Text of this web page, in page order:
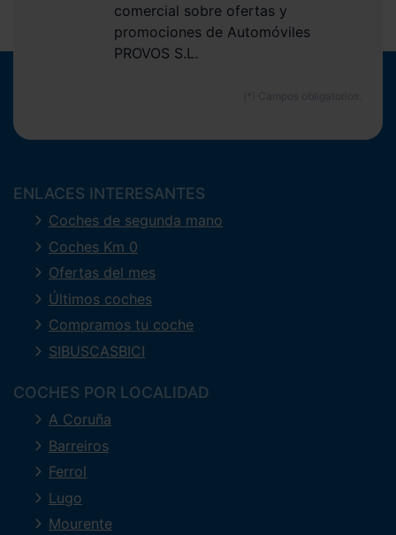
comercial sobre ofertas y
promociones de Automóviles
PROVOS S.L.
ENLACES INTERESANTES
Coches de segunda mano
Coches Km 0
Ofertas del mes
Últimos coches
Compramos tu coche
SIBUSCASBICI
COCHES POR LOCALIDAD
A Coruña
Barreiros
Ferrol
Lugo
Mourente